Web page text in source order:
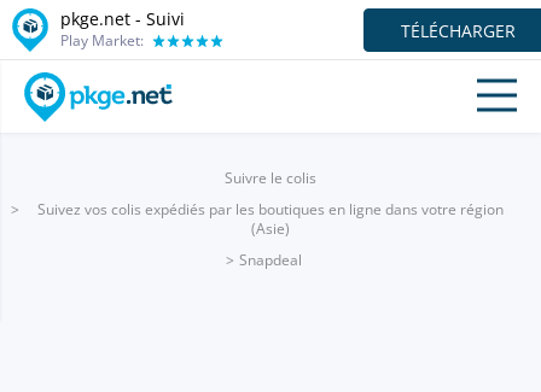
pkge.net - Suivi
Play Market: TÉLÉCHARGER
Suivre le colis
Suivez vos colis expédiés par les boutiques en ligne dans votre région
(Asie)
Snapdeal